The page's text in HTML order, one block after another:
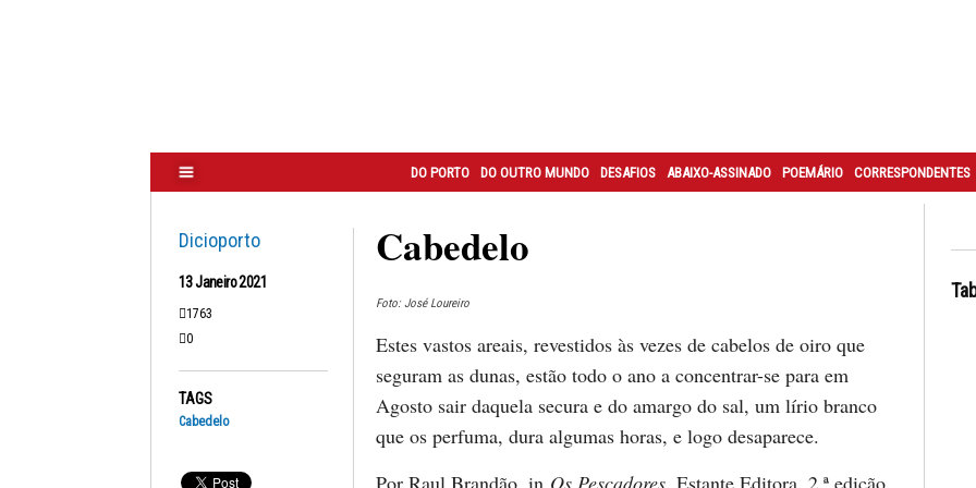
DO PORTO DO OUTRO MUNDO DESAFIOS ABAIXO-ASSINADO POEMÁRIO CORRESPONDENTES
Dicioporto
13 Janeiro 2021
1763
0
TAGS
Cabedelo
Cabedelo
Foto: José Loureiro
Estes vastos areais, revestidos às vezes de cabelos de oiro que
seguram as dunas, estão todo o ano a concentrar-se para em
Agosto sair daquela secura e do amargo do sal, um lírio branco
que os perfuma, dura algumas horas, e logo desaparece.
Por Raul Brandão, in Os Pescadores, Estante Editora, 2.ª edição,